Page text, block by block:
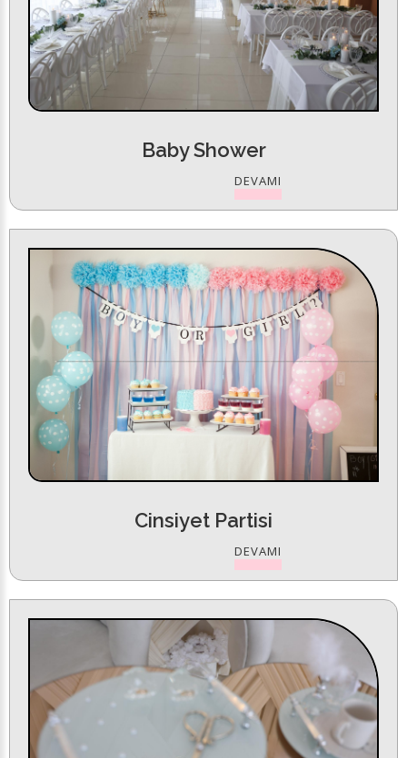
Baby Shower
DEVAMI
Cinsiyet Partisi
DEVAMI